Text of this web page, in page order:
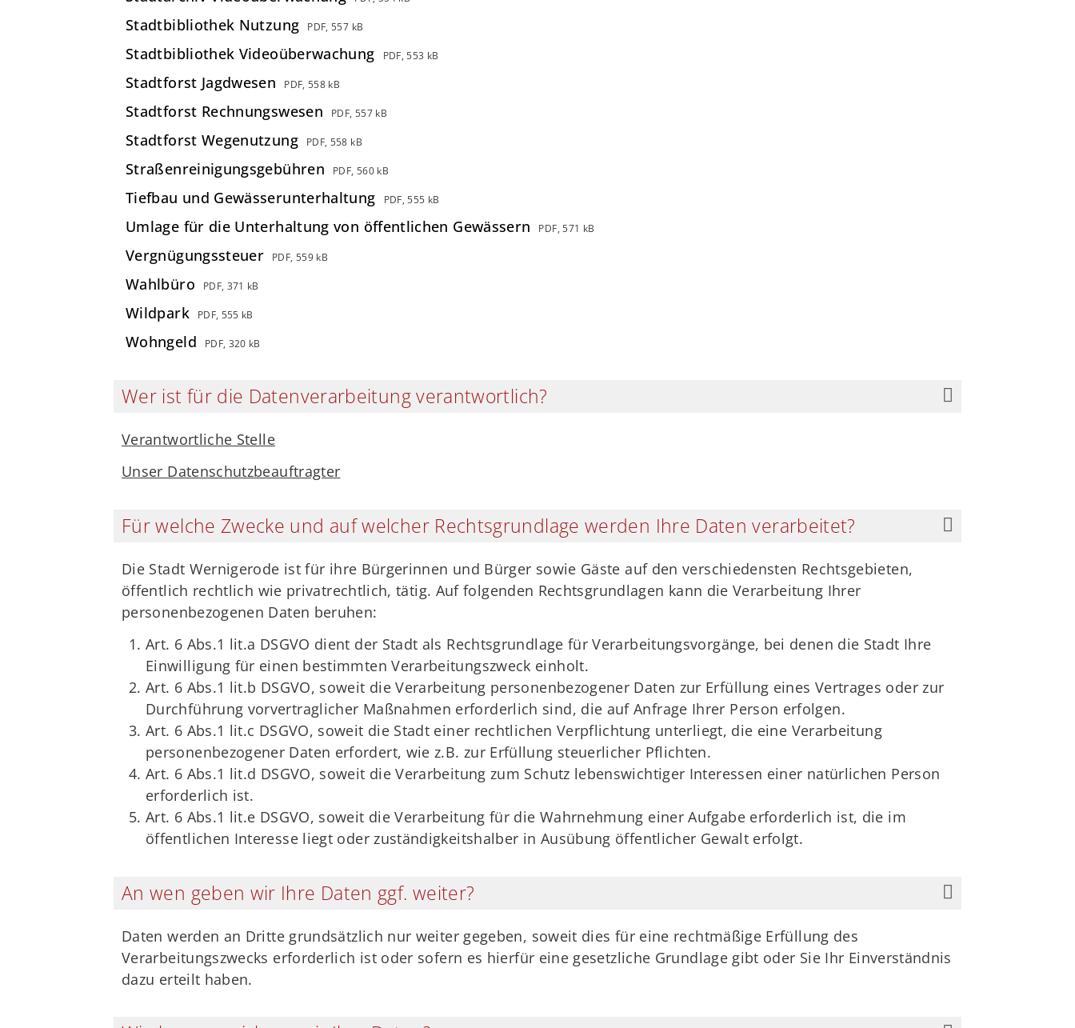
Stadtbibliothek Nutzung PDF, 557 kB
Stadtbibliothek Videoüberwachung PDF, 553 kB
Stadtforst Jagdwesen PDF, 558 kB
Stadtforst Rechnungswesen PDF, 557 kB
Stadtforst Wegenutzung PDF, 558 kB
Straßenreinigungsgebühren PDF, 560 kB
Tiefbau und Gewässerunterhaltung PDF, 555 kB
Umlage für die Unterhaltung von öffentlichen Gewässern PDF, 571 kB
Vergnügungssteuer PDF, 559 kB
Wahlbüro PDF, 371 kB
Wildpark PDF, 555 kB
Wohngeld PDF, 320 kB
Wer ist für die Datenverarbeitung verantwortlich?
Verantwortliche Stelle
Unser Datenschutzbeauftragter
Für welche Zwecke und auf welcher Rechtsgrundlage werden Ihre Daten verarbeitet?
Die Stadt Wernigerode ist für ihre Bürgerinnen und Bürger sowie Gäste auf den verschiedensten Rechtsgebieten,
öffentlich rechtlich wie privatrechtlich, tätig. Auf folgenden Rechtsgrundlagen kann die Verarbeitung Ihrer
personenbezogenen Daten beruhen:
Art. 6 Abs.1 lit.a DSGVO dient der Stadt als Rechtsgrundlage für Verarbeitungsvorgänge, bei denen die Stadt Ihre
Einwilligung für einen bestimmten Verarbeitungszweck einholt.
Art. 6 Abs.1 lit.b DSGVO, soweit die Verarbeitung personenbezogener Daten zur Erfüllung eines Vertrages oder zur
Durchführung vorvertraglicher Maßnahmen erforderlich sind, die auf Anfrage Ihrer Person erfolgen.
Art. 6 Abs.1 lit.c DSGVO, soweit die Stadt einer rechtlichen Verpflichtung unterliegt, die eine Verarbeitung
personenbezogener Daten erfordert, wie z.B. zur Erfüllung steuerlicher Pflichten.
Art. 6 Abs.1 lit.d DSGVO, soweit die Verarbeitung zum Schutz lebenswichtiger Interessen einer natürlichen Person
erforderlich ist.
Art. 6 Abs.1 lit.e DSGVO, soweit die Verarbeitung für die Wahrnehmung einer Aufgabe erforderlich ist, die im
öffentlichen Interesse liegt oder zuständigkeitshalber in Ausübung öffentlicher Gewalt erfolgt.
An wen geben wir Ihre Daten ggf. weiter?
Daten werden an Dritte grundsätzlich nur weiter gegeben, soweit dies für eine rechtmäßige Erfüllung des
Verarbeitungszwecks erforderlich ist oder sofern es hierfür eine gesetzliche Grundlage gibt oder Sie Ihr Einverständnis
dazu erteilt haben.